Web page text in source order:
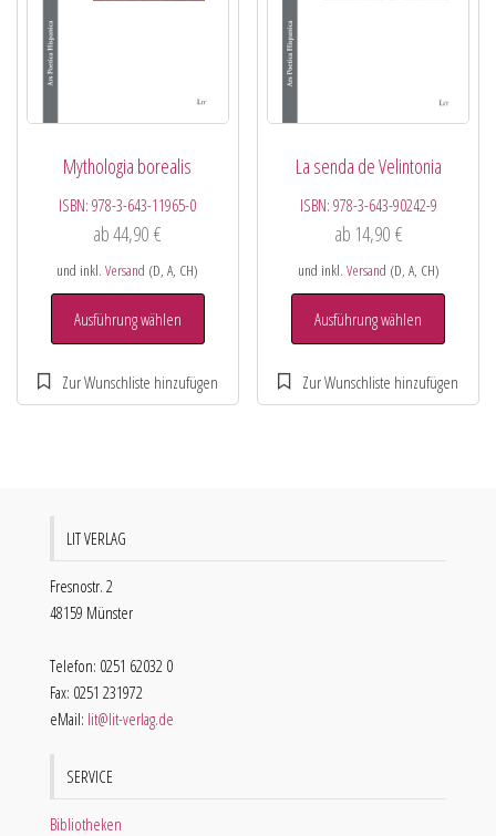
Mythologia borealis
ISBN:978-3-643-11965-0
ab44,90€
und inkl.Versand (D, A, CH)
Ausführung wählen
La senda de Velintonia
ISBN: 978-3-643-90242-9
ab 14,90 €
und inkl. Versand (D, A, CH)
Ausführung wählen
LIT VERLAG
Fresnostr. 2
48159 Münster
Telefon: 0251 62032 0
Fax: 0251 231972
eMail: lit@lit-verlag.de
SERVICE
Bibliotheken